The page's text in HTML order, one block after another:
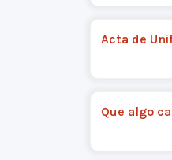
Acta de
Que algo